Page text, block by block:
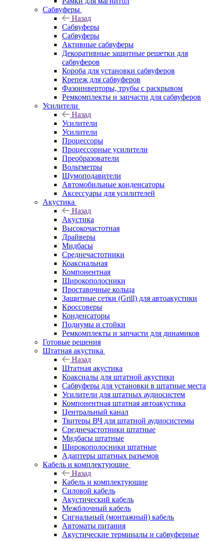
Сабвуферы
Назад
Сабвуферы
Сабвуферы
Активные сабвуферы
Декоративные защитные решетки для
сабвуферов
Короба для установки сабвуферов
Крепеж для сабвуферов
Фазоинверторы, трубы с раскрывом
Ремкомплекты и запчасти для сабвуферов
Усилители
Назад
Усилители
Усилители
Процессоры
Процессорные усилители
Преобразователи
Вольтметры
Шумоподавители
Автомобильные конденсаторы
Аксессуары для усилителей
Акустика
Назад
Акустика
Высокочастотная
Драйверы
Мидбасы
Среднечастотники
Коаксиальная
Компонентная
Широкополосники
Проставочные кольца
Защитные сетки (Grill) для автоакустики
Кроссоверы
Конденсаторы
Подиумы и стойки
Ремкомплекты и запчасти для динамиков
Готовые решения
Штатная акустика
Назад
Штатная акустика
Коаксиалы для штатной акустики
Сабвуферы для установки в штатные места
Усилители для штатных аудиосистем
Компонентная штатная автоакустика
Центральный канал
Твитеры ВЧ для штатной аудиосистемы
Среднечастотники штатные
Мидбасы штатные
Широкополосники штатные
Адаптеры штатных разъемов
Кабель и комплектующие
Назад
Кабель и комплектующие
Силовой кабель
Акустический кабель
Межблочный кабель
Сигнальный (монтажный) кабель
Автоматы питания
Акустические терминалы и сабвуферные